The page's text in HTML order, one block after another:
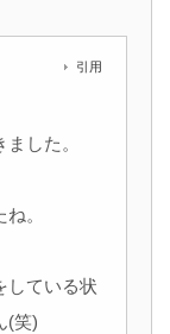
引用
した。
。
している状
(笑)